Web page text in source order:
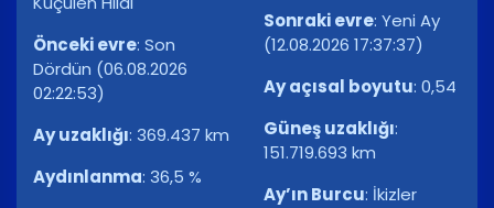
Önceki evre: Son
Dördün (06.08.2026
02:22:53)
Ay uzaklığı: 369.437 km
Aydınlanma: 36,5 %
Sonraki evre: Yeni Ay
(12.08.2026 17:37:37)
Ay açısal boyutu: 0,54
Güneş uzaklığı:
151.719.693 km
Ay’ın Burcu: İkizler